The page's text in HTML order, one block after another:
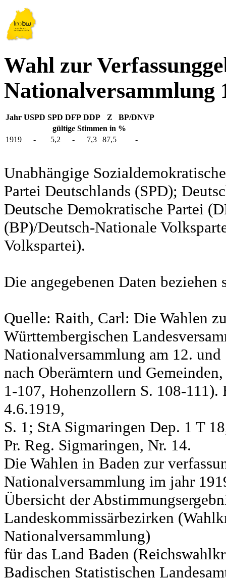
Wahl zur
Nationalversammlung
Jahr USPD SPD DFP DDP Z
BP/DNVP
gültige Stimmen in %
1919
- 5,2 - 7,3 87,5 -
Unabhängige
Partei Deutschlands (SPD);
Deutsche Demokratische Partei
(BP)/Deutsch-Nationale
Volkspartei).
Die angegebenen Daten
Quelle: Raith, Carl: Die Wahlen
Württembergischen
Nationalversammlung am 12. und
nach Oberämtern und
1-107, Hohenzollern S. 108-
4.6.1919,
S. 1; StA Sigmaringen Dep. 1 T
Pr. Reg. Sigmaringen, Nr. 14.
Die Wahlen in Baden zur
Nationalversammlung im jahr
Übersicht der
Landeskommissärbezirken
Nationalversammlung)
für das Land Baden
Badischen Statistischen